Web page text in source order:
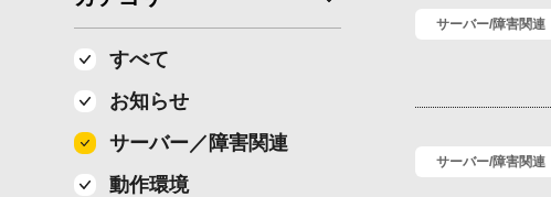
すべて
お知らせ
サーバー／障害関連
動作環境
サーバー/障害関連
サーバー/障害関連